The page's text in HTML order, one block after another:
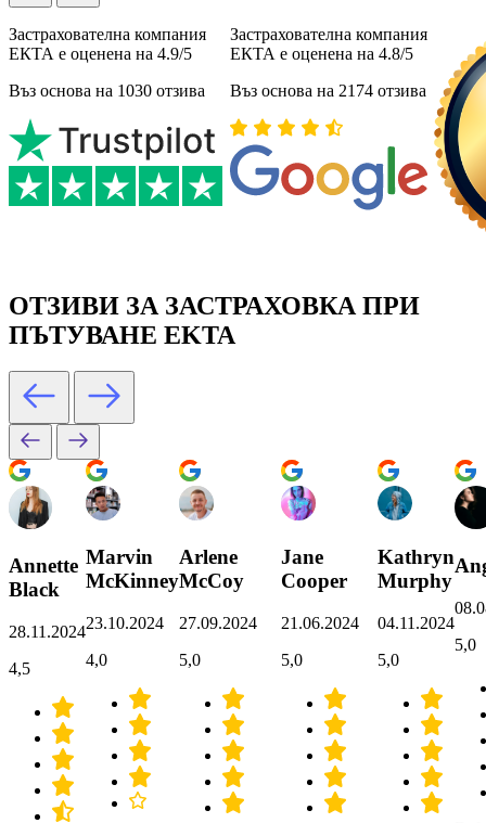
Застрахователна компания
ЕКТА е оценена на 4.9/5
Въз основа на 1030 отзива
Застрахователна компания
ЕКТА е оценена на 4.8/5
Въз основа на 2174 отзива
ОТЗИВИ ЗА ЗАСТРАХОВКА ПРИ
ПЪТУВАНЕ EKTA
Annette
Black
28.11.2024
4,5
Marvin
McKinney
23.10.2024
4,0
Arlene
McCoy
27.09.2024
5,0
Jane
Cooper
21.06.2024
5,0
Kathryn
Murphy
04.11.2024
5,0
5,0